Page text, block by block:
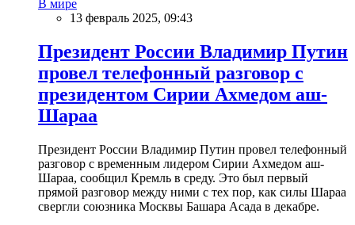
В мире
13 февраль 2025, 09:43
Президент России Владимир Путин
провел телефонный разговор с
президентом Сирии Ахмедом аш-
Шараа
Президент России Владимир Путин провел телефонный
разговор с временным лидером Сирии Ахмедом аш-
Шараа, сообщил Кремль в среду. Это был первый
прямой разговор между ними с тех пор, как силы Шараа
свергли союзника Москвы Башара Асада в декабре.